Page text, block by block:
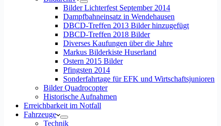
Bilder Lichterfest September 2014
Dampfbahneinsatz in Wendehausen
DBCD-Treffen 2013 Bilder hinzugefügt
DBCD-Treffen 2018 Bilder
Diverses Kaufungen über die Jahre
Markus Bilderkiste Huserland
Ostern 2015 Bilder
Pfingsten 2014
Sonderfahrtage für EFK und Wirtschaftsjunioren
Bilder Quadrocopter
Historische Aufnahmen
Erreichbarkeit im Notfall
Fahrzeuge
Technik